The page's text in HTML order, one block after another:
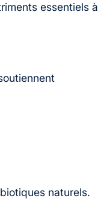
essentiels à
naturels.